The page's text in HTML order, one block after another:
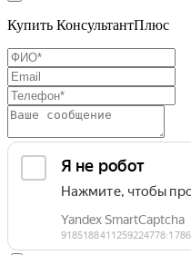
Купить КонсультантПлюс